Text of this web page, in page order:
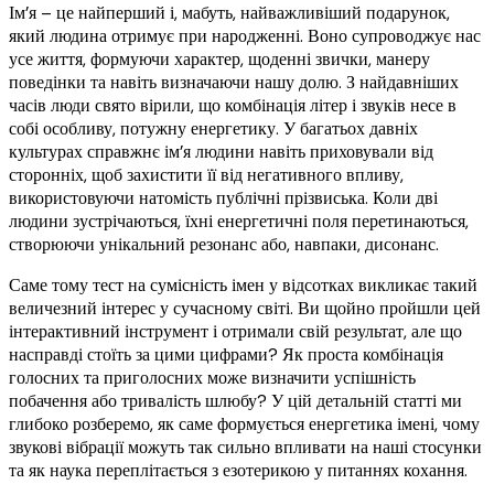
Ім’я – це найперший і, мабуть, найважливіший подарунок,
який людина отримує при народженні. Воно супроводжує нас
усе життя, формуючи характер, щоденні звички, манеру
поведінки та навіть визначаючи нашу долю. З найдавніших
часів люди свято вірили, що комбінація літер і звуків несе в
собі особливу, потужну енергетику. У багатьох давніх
культурах справжнє ім’я людини навіть приховували від
сторонніх, щоб захистити її від негативного впливу,
використовуючи натомість публічні прізвиська. Коли дві
людини зустрічаються, їхні енергетичні поля перетинаються,
створюючи унікальний резонанс або, навпаки, дисонанс.
Саме тому тест на сумісність імен у відсотках викликає такий
величезний інтерес у сучасному світі. Ви щойно пройшли цей
інтерактивний інструмент і отримали свій результат, але що
насправді стоїть за цими цифрами? Як проста комбінація
голосних та приголосних може визначити успішність
побачення або тривалість шлюбу? У цій детальній статті ми
глибоко розберемо, як саме формується енергетика імені, чому
звукові вібрації можуть так сильно впливати на наші стосунки
та як наука переплітається з езотерикою у питаннях кохання.